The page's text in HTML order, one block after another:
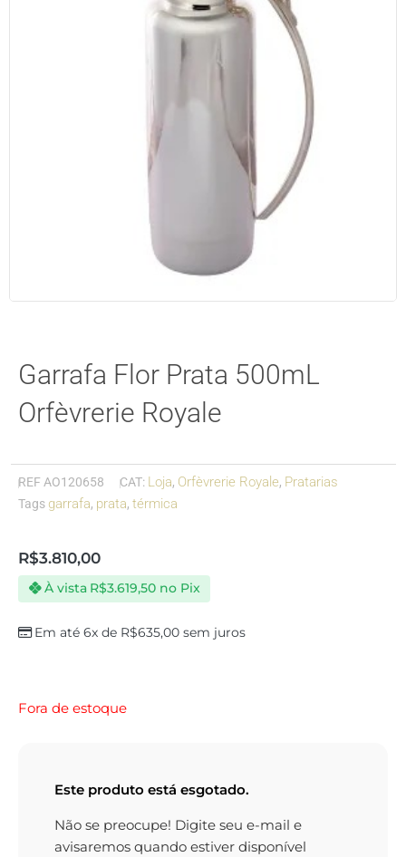
Garrafa Flor Prata 500mL
Orfèvrerie Royale
REF AO120658 CAT: Loja, Orfèvrerie Royale, Pratarias
Tags garrafa, prata, térmica
R$3.810,00
Em até 6x de R$635,00 sem juros
À vista R$3.619,50 no Pix
Fora de estoque
Este produto está esgotado.
Não se preocupe! Digite seu e-mail e
avisaremos quando estiver disponível